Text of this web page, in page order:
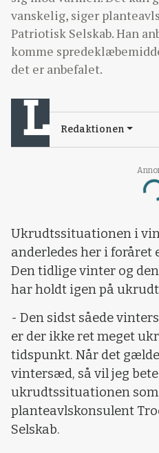
vanskelig, siger
Patriotisk Selskab. Han
komme
det er anbefalet.
Redaktionen
Ukrudtssituationen i
anderledes her i foråret
Den tidlige vinter og
har holdt igen på
- Den sidst såede
er der ikke ret meget
tidspunkt. Når det
vintersæd, så vil jeg
ukrudtssituationen
planteavlskonsulent
Selskab.